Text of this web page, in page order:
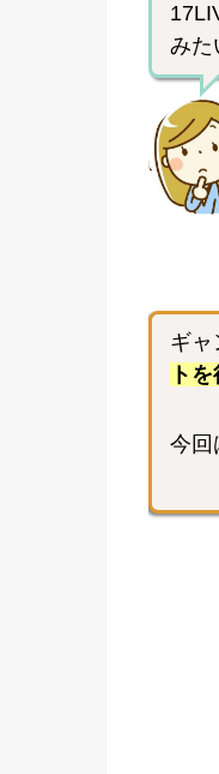
みた
ギャ
ト
今回